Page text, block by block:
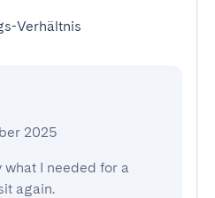
Verhältnis
2025
what I needed for a
again.